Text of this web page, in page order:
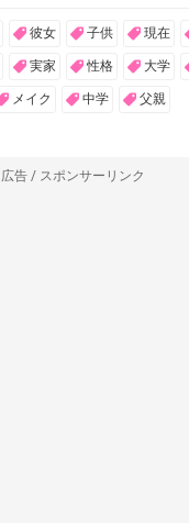
彼女 子供 現在
実家 性格 大学
メイク 中学 父親
広告 / スポンサーリンク